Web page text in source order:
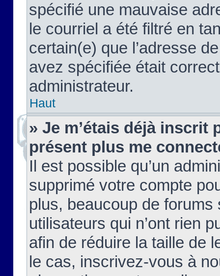
spécifié une mauvaise
le courriel a été filtré en
certain(e) que l’adresse
avez spécifiée était
administrateur.
Haut
» Je m’étais déjà inscrit
présent plus me
Il est possible qu’un
supprimé votre compte
plus, beaucoup de
utilisateurs qui n’ont rien
afin de réduire la taille de
le cas, inscrivez-vous à